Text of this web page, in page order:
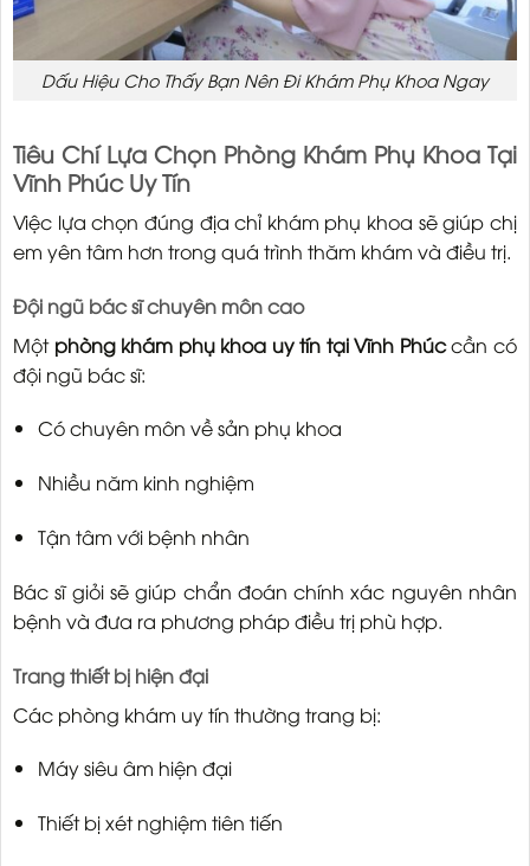
Dấu Hiệu Cho Thấy Bạn Nên Đi Khám Phụ Khoa Ngay
Tiêu Chí Lựa Chọn Phòng Khám Phụ Khoa Tại
Vĩnh Phúc Uy Tín
Việc lựa chọn đúng địa chỉ khám phụ khoa sẽ giúp chị
em yên tâm hơn trong quá trình thăm khám và điều trị.
Đội ngũ bác sĩ chuyên môn cao
Một phòng khám phụ khoa uy tín tại Vĩnh Phúccần có
đội ngũ bác sĩ:
Có chuyên môn về sản phụ khoa
Nhiều năm kinh nghiệm
Tận tâm với bệnh nhân
Bác sĩ giỏi sẽ giúp chẩn đoán chính xác nguyên nhân
bệnh và đưa ra phương pháp điều trị phù hợp.
Trang thiết bị hiện đại
Các phòng khám uy tín thường trang bị:
Máy siêu âm hiện đại
Thiết bị xét nghiệm tiên tiến